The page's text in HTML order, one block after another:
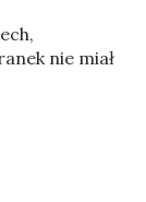
nie miał